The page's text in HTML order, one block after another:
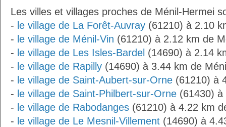
Les villes et villages proches de Ménil-Hermei
- le village de La Forêt-Auvray (61210) à 2.10
- le village de Ménil-Vin (61210) à 2.12 km de
- le village de Les Isles-Bardel (14690) à 2.14
- le village de Rapilly (14690) à 3.44 km de
- le village de Saint-Aubert-sur-Orne (61210) à
- le village de Saint-Philbert-sur-Orne (61430)
- le village de Rabodanges (61210) à 4.22 km
- le village de Le Mesnil-Villement (14690) à